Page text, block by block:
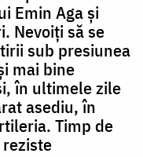
Emin Aga și
Nevoiți să se
sub presiunea
mai bine
în ultimele zile
asediu, în
Timp de